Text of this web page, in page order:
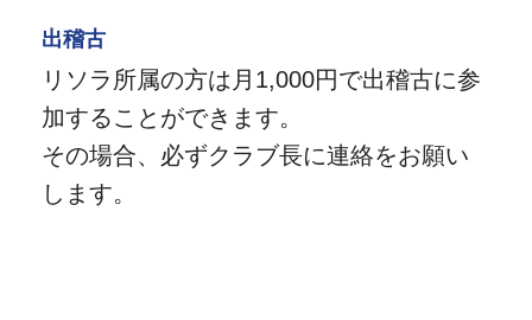
出稽古
リソラ所属の方は月1,000円で出稽古に参
加することができます。
その場合、必ずクラブ長に連絡をお願い
します。